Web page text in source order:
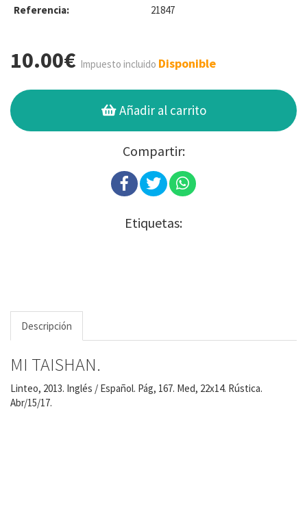
Referencia: 21847
10.00€ Impuesto incluido Disponible
Añadir al carrito
Compartir:
Etiquetas:
Descripción
MI TAISHAN.
Linteo, 2013. Inglés / Español. Pág, 167. Med, 22x14. Rústica.
Abr/15/17.